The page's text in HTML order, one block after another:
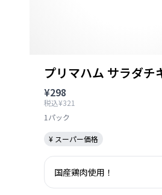
プリマハム サラダチ
¥298
税込¥321
1パック
¥ スーパー価格
国産鶏肉使用！